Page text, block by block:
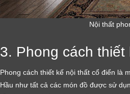
Nội thất
3. Phong cách thiết
Phong cách thiết kế nội thất cổ điển là
Hầu như tất cả các món đồ được sử